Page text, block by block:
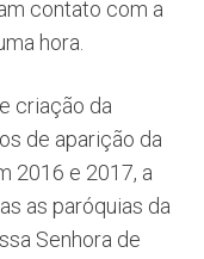
contato com a
hora.
criação da
de aparição da
2016 e 2017, a
as paróquias da
Senhora de